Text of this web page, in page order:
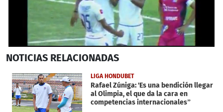
seconds
53
seconds
NOTICIAS RELACIONADAS
LIGA HONDUBET
Rafael Zúniga: 'Es una bendición llegar
al Olimpia, el que da la cara en
competencias internacionales”